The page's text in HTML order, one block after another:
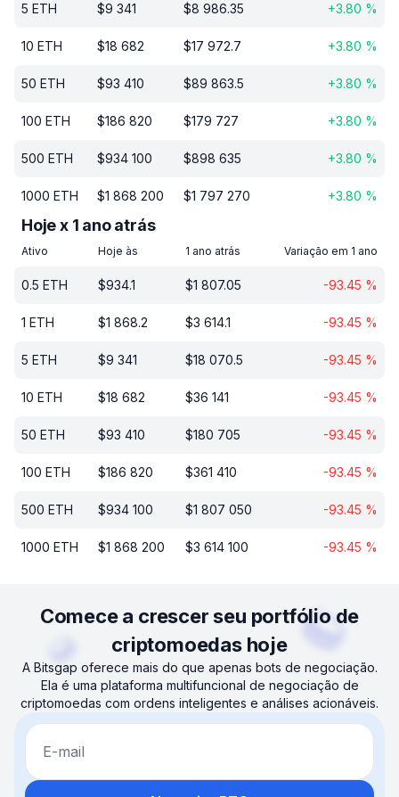
5 ETH $9 341 $8 986.35 +3.80 %
10 ETH $18 682 $17 972.7 +3.80 %
50 ETH $93 410 $89 863.5 +3.80 %
100 ETH $186 820 $179 727 +3.80 %
500 ETH $934 100 $898 635 +3.80 %
1000 ETH $1 868 200 $1 797 270 +3.80 %
Hoje x 1 ano atrás
Ativo Hoje às 1 ano atrás Variação em 1 ano
0.5 ETH $934.1 $1 807.05 -93.45 %
1 ETH $1 868.2 $3 614.1 -93.45 %
5 ETH $9 341 $18 070.5 -93.45 %
10 ETH $18 682 $36 141 -93.45 %
50 ETH $93 410 $180 705 -93.45 %
100 ETH $186 820 $361 410 -93.45 %
500 ETH $934 100 $1 807 050 -93.45 %
1000 ETH $1 868 200 $3 614 100 -93.45 %
Comece a crescer seu portfólio de
criptomoedas hoje
A Bitsgap oferece mais do que apenas bots de negociação.
Ela é uma plataforma multifuncional de negociação de
criptomoedas com ordens inteligentes e análises acionáveis.
E-mail